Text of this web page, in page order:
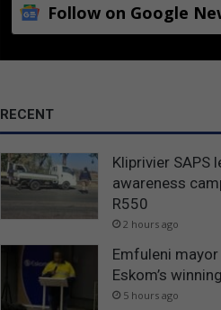
Follow on Google
RECENT
Kliprivier SAPS
awareness
R550
2 hours ago
Emfuleni
Eskom’s
5 hours ago